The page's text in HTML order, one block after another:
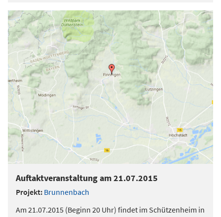
Auftaktveranstaltung am 21.07.2015
Projekt: Brunnenbach
Am 21.07.2015 (Beginn 20 Uhr) findet im Schützenheim in